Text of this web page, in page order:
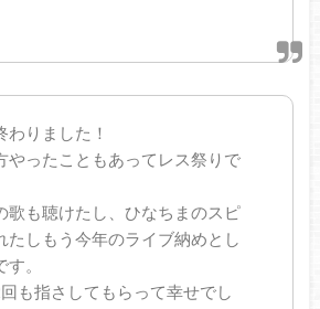
わりました！
やったこともあってレス祭りで
歌も聴けたし、ひなちまのスピ
たしもう今年のライブ納めとし
。
も指さしてもらって幸せでし